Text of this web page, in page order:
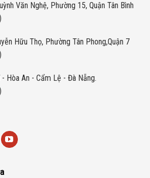
Văn Nghệ, Phường 15, Quận Tân Bình
Hữu Thọ, Phường Tân Phong,Quận 7
Hòa An - Cẩm Lệ - Đà Nẵng.